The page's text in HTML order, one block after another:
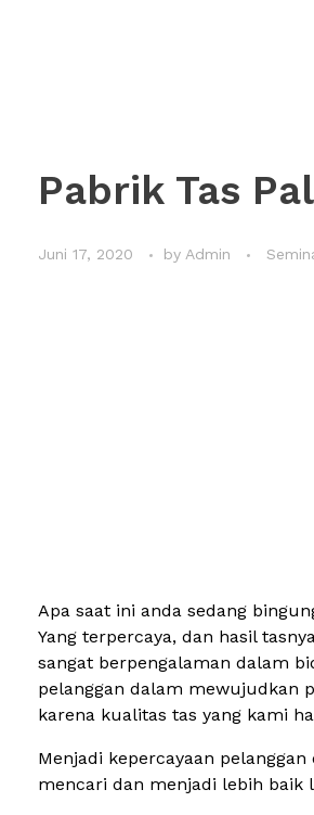
Pabrik Tas
Juni 17, 2020 by Admin
Apa saat ini anda sedang
Yang terpercaya, dan hasil
sangat berpengalaman dalam
pelanggan dalam mewujudkan
karena kualitas tas yang kami
Menjadi kepercayaan
mencari dan menjadi lebih baik